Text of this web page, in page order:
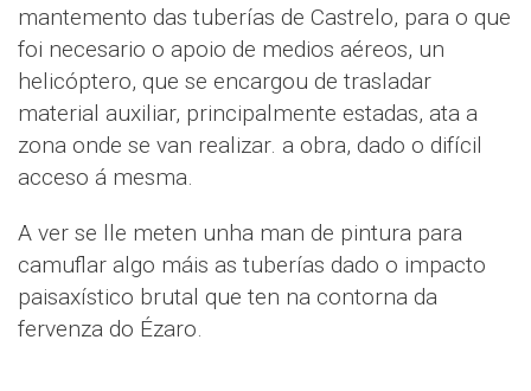
mantemento das tuberías de Castrelo, para o que
foi necesario o apoio de medios aéreos, un
helicóptero, que se encargou de trasladar
material auxiliar, principalmente estadas, ata a
zona onde se van realizar. a obra, dado o difícil
acceso á mesma.
A ver se lle meten unha man de pintura para
camuflar algo máis as tuberías dado o impacto
paisaxístico brutal que ten na contorna da
fervenza do Ézaro.